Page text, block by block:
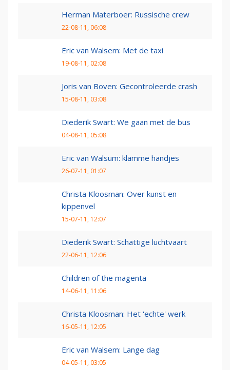
Herman Materboer: Russische crew
22-08-11, 06:08
Eric van Walsem: Met de taxi
19-08-11, 02:08
Joris van Boven: Gecontroleerde crash
15-08-11, 03:08
Diederik Swart: We gaan met de bus
04-08-11, 05:08
Eric van Walsum: klamme handjes
26-07-11, 01:07
Christa Kloosman: Over kunst en
kippenvel
15-07-11, 12:07
Diederik Swart: Schattige luchtvaart
22-06-11, 12:06
Children of the magenta
14-06-11, 11:06
Christa Kloosman: Het 'echte' werk
16-05-11, 12:05
Eric van Walsem: Lange dag
04-05-11, 03:05